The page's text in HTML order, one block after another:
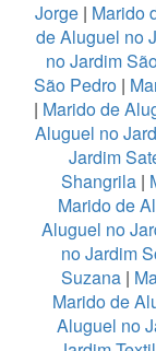
Jorge | Marido
de Aluguel no
no Jardim
São Pedro |
| Marido de
Aluguel no
Jardim
Shangrila|
Marido de
Aluguel no
no Jardim
Suzana |
Marido de
Aluguel no